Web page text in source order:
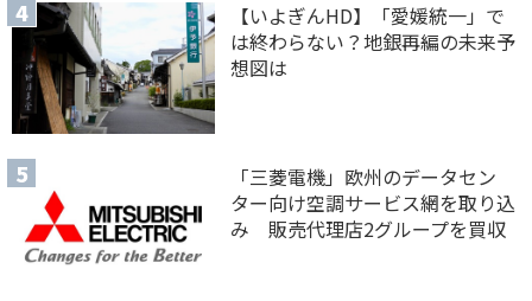
【いよぎんHD】「愛媛統一」で
は終わらない？地銀再編の未来予
想図は
「三菱電機」欧州のデータセン
ター向け空調サービス網を取り込
み 販売代理店2グループを買収